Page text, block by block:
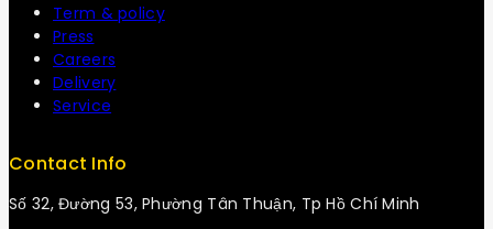
Term & policy
Press
Careers
Delivery
Service
Contact Info
Số 32, Đường 53, Phường Tân Thuận, Tp Hồ Chí Minh